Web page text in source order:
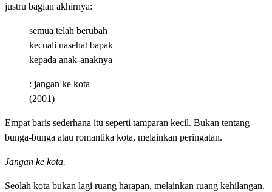
justru bagian akhirnya:
semua telah berubah
kecuali nasehat bapak
kepada anak-anaknya
: jangan ke kota
(2001)
Empat baris sederhana itu seperti tamparan kecil. Bukan tentang
bunga-bunga atau romantika kota, melainkan peringatan.
Jangan ke kota.
Seolah kota bukan lagi ruang harapan, melainkan ruang kehilangan.